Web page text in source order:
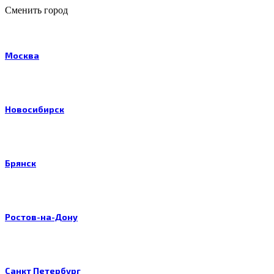
Сменить город
Москва
Новосибирск
Брянск
Ростов-на-Дону
Санкт Петербург